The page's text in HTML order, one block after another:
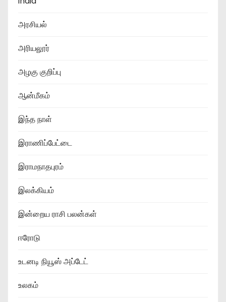
அரசியல்
அரியலூர்
அழகு குறிப்பு
ஆன்மீகம்
இந்த நாள்
இராணிப்பேட்டை
இராமநாதபுரம்
இலக்கியம்
இன்றைய ராசி பலன்கள்
ஈரோடு
உடனடி நியூஸ் அப்டேட்
உலகம்